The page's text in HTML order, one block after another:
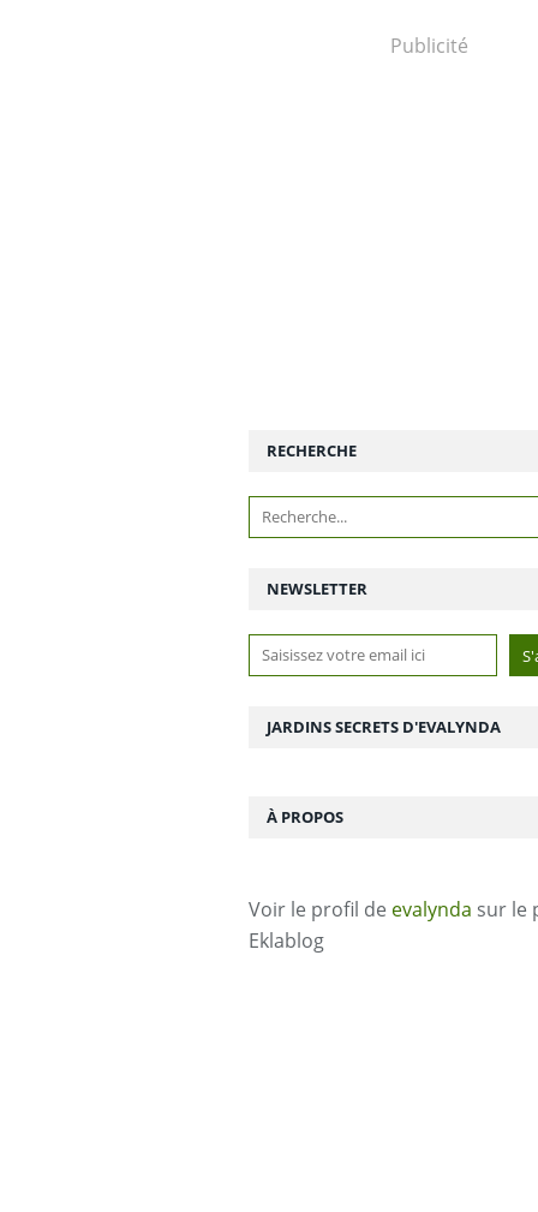
Publicité
NEWSLETTER
RECHERCHE
JARDINS SECRETS D'EVALYNDA
À PROPOS
Voir le profil de evalynda sur le
Eklablog